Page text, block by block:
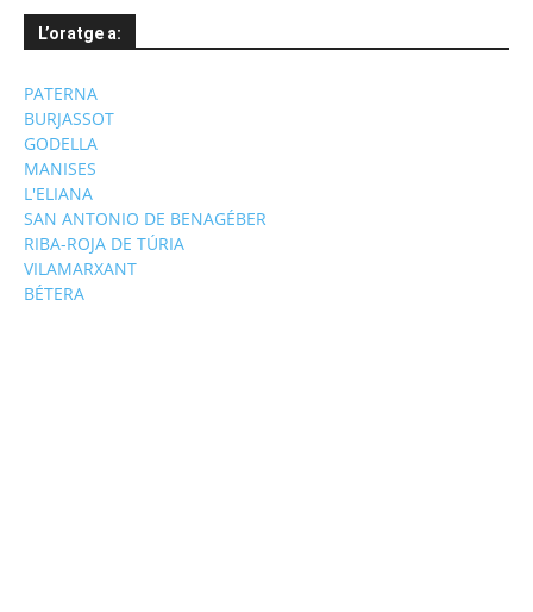
L’oratge a:
PATERNA
BURJASSOT
GODELLA
MANISES
L'ELIANA
SAN ANTONIO DE BENAGÉBER
RIBA-ROJA DE TÚRIA
VILAMARXANT
BÉTERA